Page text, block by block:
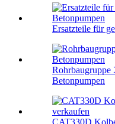
Ersatzteile für
Betonpumpen